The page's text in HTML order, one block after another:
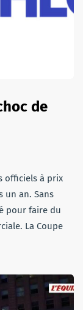
de
officiels à prix
un an. Sans
pour faire du
La Coupe